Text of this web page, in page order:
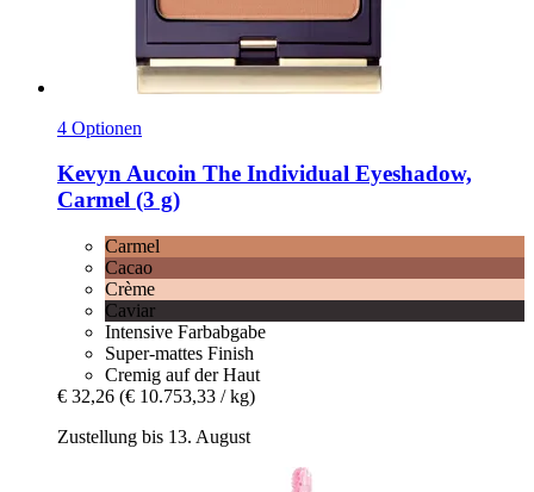
4 Optionen
Kevyn Aucoin The Individual Eyeshadow,
Carmel (3 g)
Carmel
Cacao
Crème
Caviar
Intensive Farbabgabe
Super-mattes Finish
Cremig auf der Haut
€ 32,26 (€ 10.753,33 / kg)
Zustellung bis 13. August